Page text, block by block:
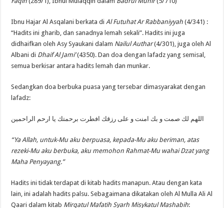
Ibnu Hajar Al Asqalani berkata diAl Futuhat Ar Rabbaniyyah (4/341) :
“Hadits ini gharib, dan sanadnya lemah sekali”. Hadits ini juga
didhaifkan oleh Asy Syaukani dalam Nailul Authar(4/301), juga oleh Al
Albani di Dhaif Al Jami’(4350). Dan doa dengan lafadz yang semisal,
semua berkisar antara hadits lemah dan munkar.
Sedangkan doa berbuka puasa yang tersebar dimasyarakat dengan
lafadz:
اللهم لك صمت و بك امنت و على رزقك افطرت برحمتك يا ارحم الراحمين
“Ya Allah, untuk-Mu aku berpuasa, kepada-Mu aku beriman, atas
rezeki-Mu aku berbuka, aku memohon Rahmat-Mu wahai Dzat yang
Maha Penyayang.”
Hadits ini tidak terdapat di kitab hadits manapun. Atau dengan kata
lain, ini adalah hadits palsu. Sebagaimana dikatakan oleh Al Mulla Ali Al
Qaari dalam kitab Mirqatul Mafatih Syarh Misykatul Mashabih: